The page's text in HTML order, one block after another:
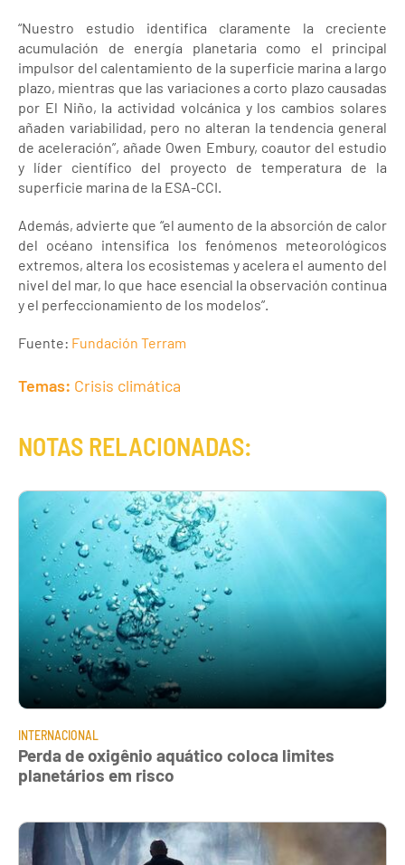
“Nuestro estudio identifica claramente la creciente
acumulación de energía planetaria como el principal
impulsor del calentamiento de la superficie marina a largo
plazo, mientras que las variaciones a corto plazo causadas
por El Niño, la actividad volcánica y los cambios solares
añaden variabilidad, pero no alteran la tendencia general
de aceleración”, añade Owen Embury, coautor del estudio
y líder científico del proyecto de temperatura de la
superficie marina de la ESA-CCI.
Además, advierte que “el aumento de la absorción de calor
del océano intensifica los fenómenos meteorológicos
extremos, altera los ecosistemas y acelera el aumento del
nivel del mar, lo que hace esencial la observación continua
y el perfeccionamiento de los modelos”.
Fuente: Fundación Terram
Temas: Crisis climática
NOTAS RELACIONADAS:
INTERNACIONAL
Perda de oxigênio aquático coloca limites
planetários em risco